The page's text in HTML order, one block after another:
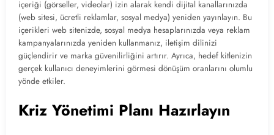
içeriği (görseller, videolar) izin alarak kendi dijital kanallarınızda
(web sitesi, ücretli reklamlar, sosyal medya) yeniden yayınlayın. Bu
içerikleri web sitenizde, sosyal medya hesaplarınızda veya reklam
kampanyalarınızda yeniden kullanmanız, iletişim dilinizi
güçlendirir ve marka güvenilirliğini artırır. Ayrıca, hedef kitlenizin
gerçek kullanıcı deneyimlerini görmesi dönüşüm oranlarını olumlu
yönde etkiler.
Kriz Yönetimi Planı Hazırlayın